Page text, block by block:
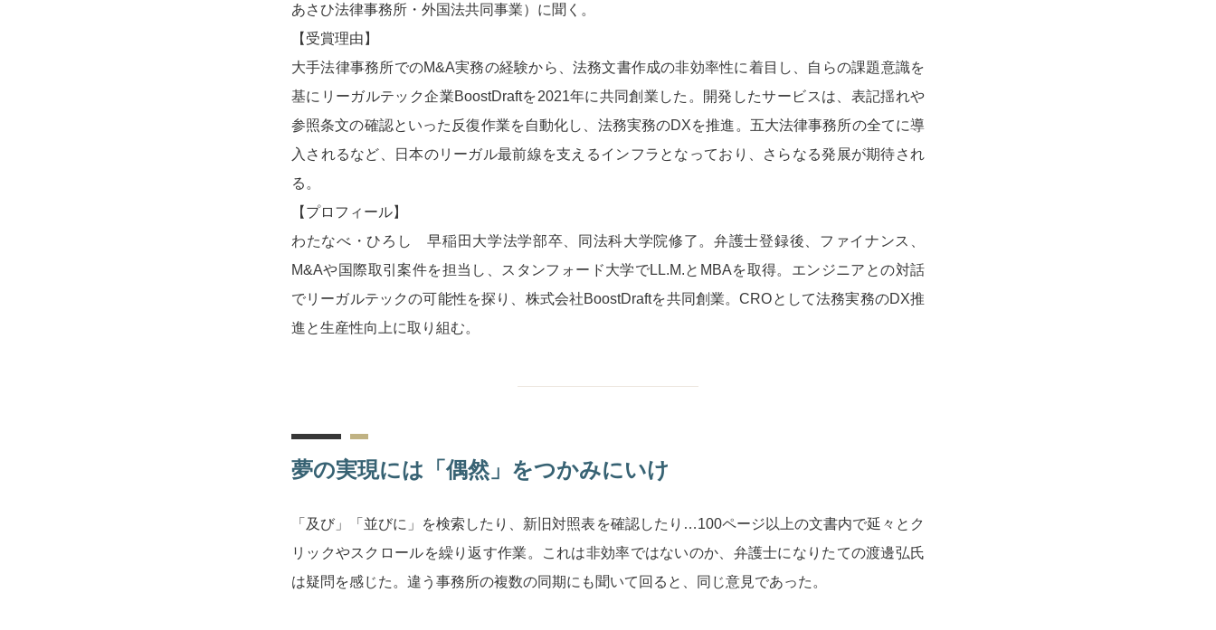
あさひ法律事務所・外国法共同事業）に聞く。
【受賞理由】
大手法律事務所でのM&A実務の経験から、法務文書作成の非効率性に着目し、自らの課題意識を
基にリーガルテック企業BoostDraftを2021年に共同創業した。開発したサービスは、表記揺れや
参照条文の確認といった反復作業を自動化し、法務実務のDXを推進。五大法律事務所の全てに導
入されるなど、日本のリーガル最前線を支えるインフラとなっており、さらなる発展が期待され
る。
【プロフィール】
わたなべ・ひろし 早稲田大学法学部卒、同法科大学院修了。弁護士登録後、ファイナンス、
M&Aや国際取引案件を担当し、スタンフォード大学でLL.M.とMBAを取得。エンジニアとの対話
でリーガルテックの可能性を探り、株式会社BoostDraftを共同創業。CROとして法務実務のDX推
進と生産性向上に取り組む。
夢の実現には「偶然」をつかみにいけ
「及び」「並びに」を検索したり、新旧対照表を確認したり…100ページ以上の文書内で延々とク
リックやスクロールを繰り返す作業。これは非効率ではないのか、弁護士になりたての渡邊弘氏
は疑問を感じた。違う事務所の複数の同期にも聞いて回ると、同じ意見であった。